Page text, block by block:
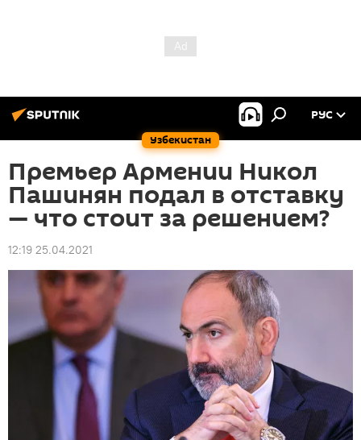
Узбекистан
РУС
Премьер Армении Никол
Пашинян подал в отставку
— что стоит за решением?
12:19 25.04.2021